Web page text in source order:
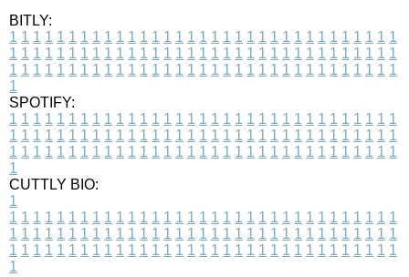
BITLY:
1 1 1 1 1 1 1 1 1 1 1 1 1 1 1 1 1 1 1 1 1 1 1 1 1 1 1 1 1 1 1 1 1
1 1 1 1 1 1 1 1 1 1 1 1 1 1 1 1 1 1 1 1 1 1 1 1 1 1 1 1 1 1 1 1 1
1 1 1 1 1 1 1 1 1 1 1 1 1 1 1 1 1 1 1 1 1 1 1 1 1 1 1 1 1 1 1 1 1
1
SPOTIFY:
1 1 1 1 1 1 1 1 1 1 1 1 1 1 1 1 1 1 1 1 1 1 1 1 1 1 1 1 1 1 1 1 1
1 1 1 1 1 1 1 1 1 1 1 1 1 1 1 1 1 1 1 1 1 1 1 1 1 1 1 1 1 1 1 1 1
1 1 1 1 1 1 1 1 1 1 1 1 1 1 1 1 1 1 1 1 1 1 1 1 1 1 1 1 1 1 1 1 1
1
CUTTLY BIO:
1
1 1 1 1 1 1 1 1 1 1 1 1 1 1 1 1 1 1 1 1 1 1 1 1 1 1 1 1 1 1 1 1 1
1 1 1 1 1 1 1 1 1 1 1 1 1 1 1 1 1 1 1 1 1 1 1 1 1 1 1 1 1 1 1 1 1
1 1 1 1 1 1 1 1 1 1 1 1 1 1 1 1 1 1 1 1 1 1 1 1 1 1 1 1 1 1 1 1 1
1